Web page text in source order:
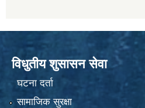
विधुतीय शुसासन सेवा
घटना दर्ता
सामाजिक सुरक्षा